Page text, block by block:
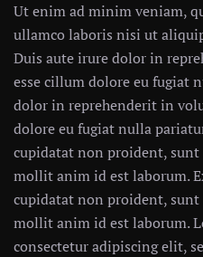
Ut enim ad minim veniam,
ullamco laboris nisi ut
Duis aute irure dolor in
esse cillum dolore eu fugiat
dolor in reprehenderit in
dolore eu fugiat nulla
cupidatat non proident,
mollit anim id est laborum.
cupidatat non proident,
mollit anim id est laborum.
consectetur adipiscing elit,